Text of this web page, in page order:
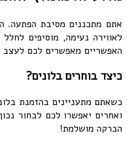
אתם מתכננים מסיבת הפתעה.
לאווירה נעימה, מוסיפים
האפשריים מאפשרים לכם לעצב
כיצד בוחרים בלונים?
כשאתם מתעניינים בהזמנת
ואחרים יאפשרו לכם לבחור
הברקה מושלמת!